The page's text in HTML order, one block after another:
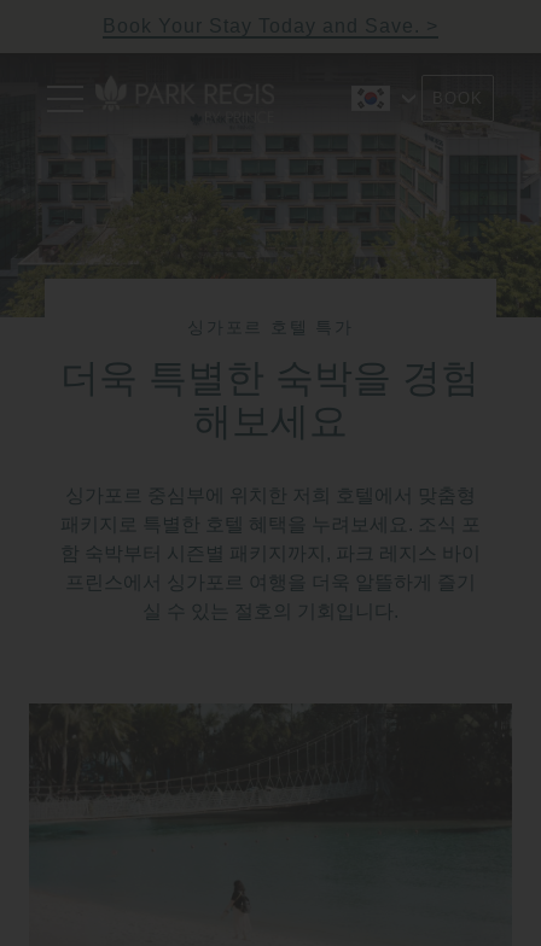
Book Your Stay Today and Save.
싱가포르 호텔 특가
더욱 특별한 숙박을 경험
해보세요
싱가포르 중심부에 위치한 저희 호텔에서 맞춤형
패키지로 특별한 호텔 혜택을 누려보세요. 조식 포
함 숙박부터 시즌별 패키지까지, 파크 레지스 바이
프린스에서 싱가포르 여행을 더욱 알뜰하게 즐기
실 수 있는 절호의 기회입니다.